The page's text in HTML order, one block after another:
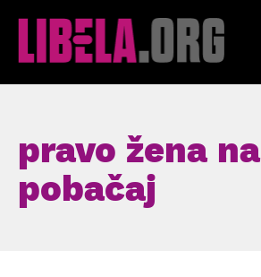
pravo žena na
pobačaj